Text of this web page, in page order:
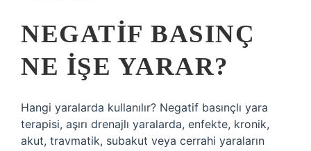
NEGATIF BASINÇ
NE IŞE YARAR?
Hangi yaralarda kullanılır? Negatif basınçlı yara
terapisi, aşırı drenajlı yaralarda, enfekte, kronik,
akut, travmatik, subakut veya cerrahi yaraların